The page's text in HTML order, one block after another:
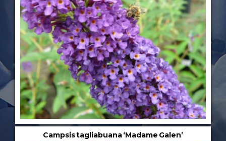
Campsis tagliabuana ‘Madame Galen’